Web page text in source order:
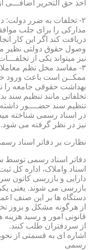
اخذ حق التحریر
۲- تخلفات به ضرر دولت:
مدارکی را برای جلب
دریافت کند اگر این کار
وصول حقوق دولتی نظیر
نیز میتواند یکی از
۳- مفاسد مخل نظم
ممکــن است باعث ورود
بهداشت حقوقی جامعه را
تخلفاتی مانند تنظیم سند
در اسناد رسمی شناخته
نیز در نظر گرفته می شود.
نظارت بر دفاتر اسناد
دفاتر اسناد رسمی توسط
اسناد واملاک، اداره کل
دارایی و بازرسی کانون
بازرسی می شوند. یعنی
دستگاه ها بر این صنف
از هرگونه مشکل و بروز
قانونی امور و رسید
از سردفتران طلب کنند.
اشاره ای به قسمتی از
رسمی